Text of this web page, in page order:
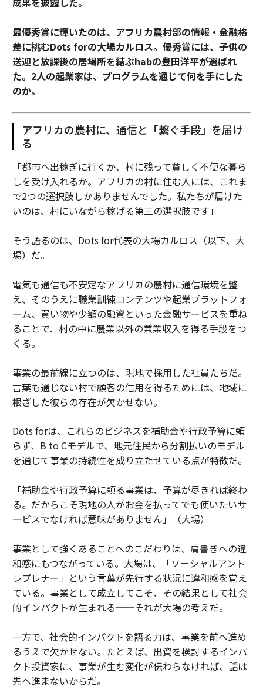
最優秀賞に輝いたのは、アフリカ農村部の情報・金融格
差に挑むDots forの大場カルロス。優秀賞には、子供の
送迎と放課後の居場所を結ぶhabの豊田洋平が選ばれ
た。2人の起業家は、プログラムを通じて何を手にした
のか。
アフリカの農村に、通信と「繋ぐ手段」を届け
る
「都市へ出稼ぎに行くか、村に残って貧しく不便な暮ら
しを受け入れるか。アフリカの村に住む人には、これま
で2つの選択肢しかありませんでした。私たちが届けた
いのは、村にいながら稼げる第三の選択肢です」
そう語るのは、Dots for代表の大場カルロス（以下、大
場）だ。
電気も通信も不安定なアフリカの農村に通信環境を整
え、そのうえに職業訓練コンテンツや起業プラットフォ
ーム、買い物や少額の融資といった金融サービスを重ね
ることで、村の中に農業以外の兼業収入を得る手段をつ
くる。
事業の最前線に立つのは、現地で採用した社員たちだ。
言葉も通じない村で顧客の信用を得るためには、地域に
根ざした彼らの存在が欠かせない。
Dots forは、これらのビジネスを補助金や行政予算に頼
らず、B to Cモデルで、地元住民から分割払いのモデル
を通じて事業の持続性を成り立たせている点が特徴だ。
「補助金や行政予算に頼る事業は、予算が尽きれば終わ
る。だからこそ現地の人がお金を払ってでも使いたいサ
ービスでなければ意味がありません」（大場）
事業として強くあることへのこだわりは、肩書きへの違
和感にもつながっている。大場は、「ソーシャルアント
レプレナー」という言葉が先行する状況に違和感を覚え
ている。事業として成立してこそ、その結果として社会
的インパクトが生まれる──それが大場の考えだ。
一方で、社会的インパクトを語る力は、事業を前へ進め
るうえで欠かせない。たとえば、出資を検討するインパ
クト投資家に、事業が生む変化が伝わらなければ、話は
先へ進まないからだ。